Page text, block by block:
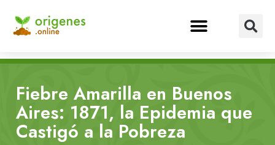
Fiebre Amarilla en Buenos
Aires: 1871, la Epidemia que
Castigó a la Pobreza